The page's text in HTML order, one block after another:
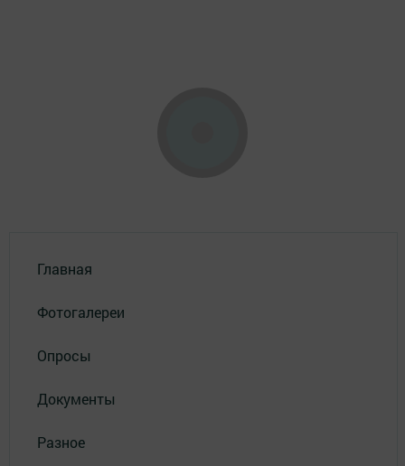
Главная
Фотогалереи
Опросы
Документы
Разное